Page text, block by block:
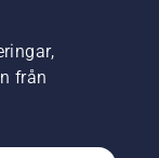
från